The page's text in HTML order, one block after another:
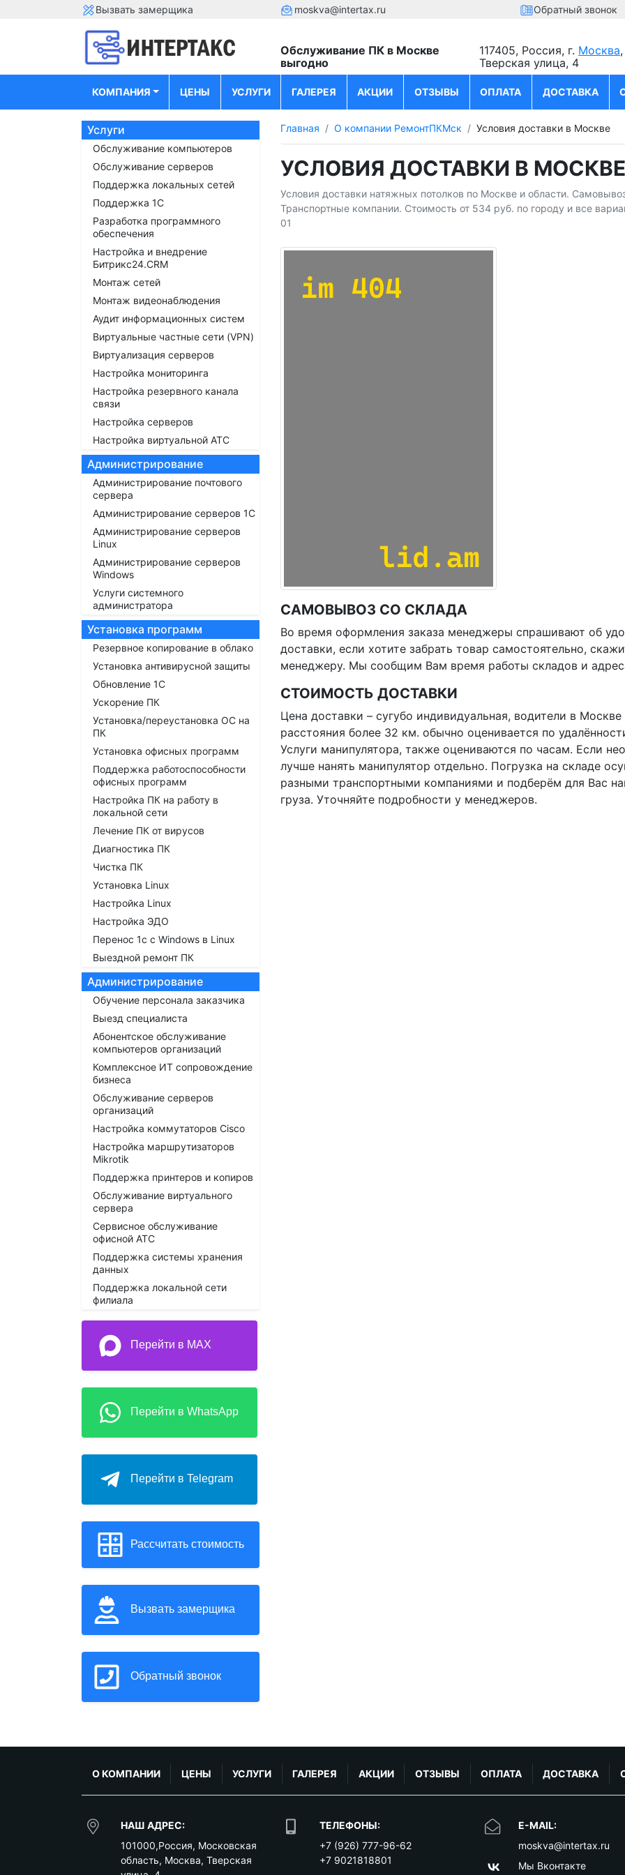
Вызвать замерщика moskva@intertax.ru Обратный звонок
Обслуживание ПК в Москве
выгодно
117405, Россия, г. Москва,
Тверская улица, 4
КОМПАНИЯ ЦЕНЫ УСЛУГИ ГАЛЕРЕЯ АКЦИИ ОТЗЫВЫ ОПЛАТА ДОСТАВКА
Услуги
Обслуживание компьютеров
Обслуживание серверов
Поддержка локальных сетей
Поддержка 1С
Разработка программного
обеспечения
Настройка и внедрение
Битрикс24.CRM
Монтаж сетей
Монтаж видеонаблюдения
Аудит информационных систем
Виртуальные частные сети (VPN)
Виртуализация серверов
Настройка мониторинга
Настройка резервного канала
связи
Настройка серверов
Настройка виртуальной АТС
Администрирование
Администрирование почтового
сервера
Администрирование серверов 1С
Администрирование серверов
Linux
Администрирование серверов
Windows
Услуги системного
администратора
Установка программ
Резервное копирование в облако
Установка антивирусной защиты
Обновление 1С
Ускорение ПК
Установка/переустановка ОС на
ПК
Установка офисных программ
Поддержка работоспособности
офисных программ
Настройка ПК на работу в
локальной сети
Лечение ПК от вирусов
Диагностика ПК
Чистка ПК
Установка Linux
Настройка Linux
Настройка ЭДО
Перенос 1с с Windows в Linux
Выездной ремонт ПК
Администрирование
Обучение персонала заказчика
Выезд специалиста
Абонентское обслуживание
компьютеров организаций
Комплексное ИТ сопровождение
бизнеса
Обслуживание серверов
организаций
Настройка коммутаторов Cisco
Настройка маршрутизаторов
Mikrotik
Поддержка принтеров и копиров
Обслуживание виртуального
сервера
Сервисное обслуживание
офисной АТС
Поддержка системы хранения
данных
Поддержка локальной сети
филиала
Перейти в MAX
Перейти в WhatsApp
Перейти в Telegram
Рассчитать стоимость
Вызвать замерщика
Обратный звонок
Главная О компании РемонтПКМск Условия доставки в Москве
УСЛОВИЯ ДОСТАВКИ В МОСКВЕ
Условия доставки натяжных потолков по Москве и области.
Транспортные компании. Стоимость от 534 руб. по городу и все
01
САМОВЫВОЗ СО СКЛАДА
Во время оформления заказа менеджеры спрашивают об
доставки, если хотите забрать товар самостоятельно,
менеджеру. Мы сообщим Вам время работы складов и
СТОИМОСТЬ ДОСТАВКИ
Цена доставки – сугубо индивидуальная, водители в
расстояния более 32 км. обычно оценивается по
Услуги манипулятора, также оцениваются по часам. Если
лучше нанять манипулятор отдельно. Погрузка на складе
разными транспортными компаниями и подберём для Вас
груза. Уточняйте подробности у менеджеров.
О КОМПАНИИ ЦЕНЫ УСЛУГИ ГАЛЕРЕЯ АКЦИИ ОТЗЫВЫ ОПЛАТА ДОСТАВКА
НАШ АДРЕС:
101000,Россия, Московская
область, Москва,Тверская
ТЕЛЕФОНЫ:
+7 (926) 777-96-62
+7 9021818801
E-MAIL:
moskva@intertax.ru
Мы Вконтакте